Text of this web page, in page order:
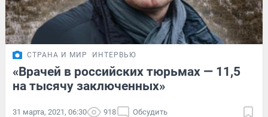
СТРАНА И МИР ИНТЕРВЬЮ
«Врачей в российских тюрьмах — 11,5
на тысячу заключенных»
31 марта, 2021, 06:30 918 Обсудить